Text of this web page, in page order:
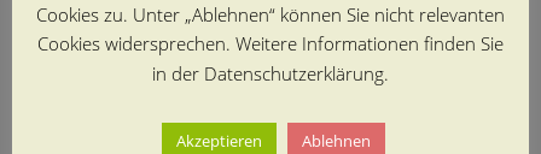
Cookies zu. Unter „Ablehnen“ können Sie nicht relevanten
Cookies widersprechen. Weitere Informationen finden Sie
in der Datenschutzerklärung.
Akzeptieren Ablehnen